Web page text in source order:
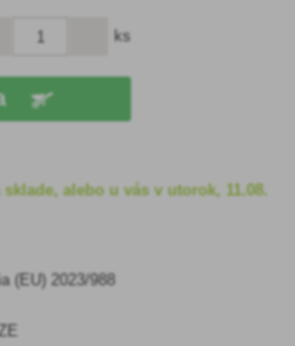
ks
alebo u vás v utorok, 11.08.
(EU) 2023/988